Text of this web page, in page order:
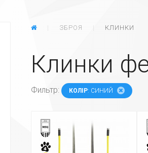
ГЛАВНАЯЗБРОЯ КЛИНКИ
Клинки
Фильтр: КОЛІР: СИНИЙ